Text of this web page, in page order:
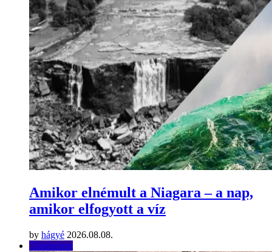
Amikor elnémult a Niagara – a nap,
amikor elfogyott a víz
by hágyé 2026.08.08.
Történelem